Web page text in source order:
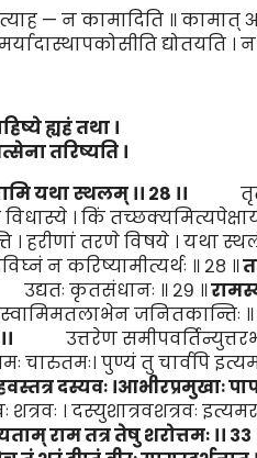
— न कामादिति ॥
द्योतयति ।
ह्यहं तथा ।
तरिष्यति ।
यथास्थलम् ।। २८ ।। तृतीयं
विधास्ये । किं
। हरीणां तरणे विषये । यथा
न करिष्यामीत्यर्थः ॥ २८ ॥
कृतसंधानः ॥ २९ ॥
जनितकान्तिः ॥
।। उत्तरेण
चारुतमः। पुण्यं तु चार्वपि
दस्यवः ।आभीरप्रमुखाः
। दस्युशात्रवशत्रवः
राम तत्र तेषु शरोत्तमः ।। ३३